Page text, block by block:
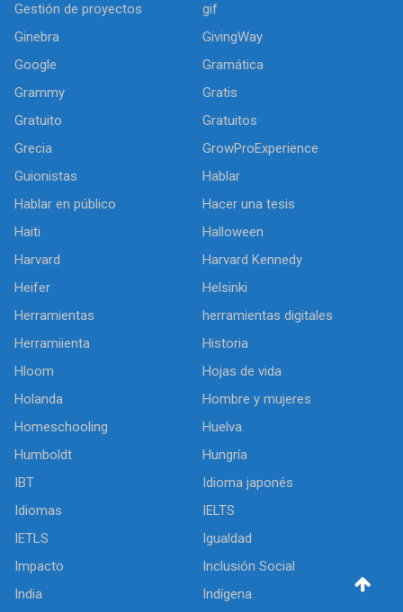
Gestión de proyectos
gif
Ginebra
GivingWay
Google
Gramática
Grammy
Gratis
Gratuito
Gratuitos
Grecia
GrowProExperience
Guionistas
Hablar
Hablar en público
Hacer una tesis
Haiti
Halloween
Harvard
Harvard Kennedy
Heifer
Helsinki
Herramientas
herramientas digitales
Herramiienta
Historia
Hloom
Hojas de vida
Holanda
Hombre y mujeres
Homeschooling
Huelva
Humboldt
Hungría
IBT
Idioma japonés
Idiomas
IELTS
IETLS
Igualdad
Impacto
Inclusión Social
India
Indígena